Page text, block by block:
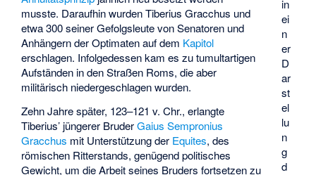
in
ei
n
er
D
ar
st
el
lu
n
g
d
musste. Daraufhin wurden Tiberius Gracchus und
etwa 300 seiner Gefolgsleute von Senatoren und
Anhängern der Optimaten auf dem Kapitol
erschlagen. Infolgedessen kam es zu tumultartigen
Aufständen in den Straßen Roms, die aber
militärisch niedergeschlagen wurden.
Zehn Jahre später, 123–121 v. Chr., erlangte
Tiberius’ jüngerer BruderGaius Sempronius
Gracchus mit Unterstützung der Equites, des
römischen Ritterstands, genügend politisches
Gewicht, um die Arbeit seines Bruders fortsetzen zu